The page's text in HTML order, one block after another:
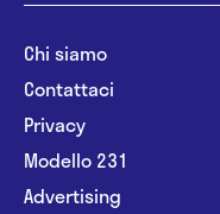
Chi siamo
Contattaci
Privacy
Modello 231
Advertising